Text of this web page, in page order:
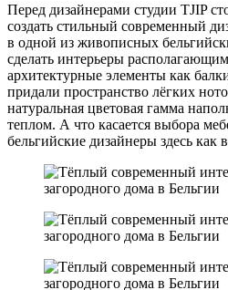
Перед дизайнерами студии TJIP
создать стильный современный
в одной из живописных
сделать интерьеры
архитектурные элементы как
придали пространство лёгких
натуральная цветовая гамма
теплом. А что касается выбора
бельгийские дизайнеры здесь как